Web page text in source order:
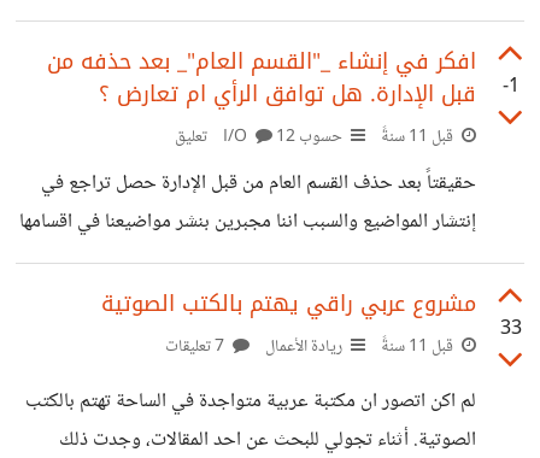
-1
افكر في إنشاء _"القسم العام"_ بعد حذفه من
قبل الإدارة. هل توافق الرأي ام تعارض ؟
قبل 11 سنةً حسوب I/O12 تعليق
حقيقتاً بعد حذف القسم العام من قبل الإدارة حصل تراجع في
إنتشار المواضيع والسبب اننا مجبرين بنشر مواضيعنا في اقسامها
المناسبة. قرار الإدارة كان صائب وأغلبنا متفق مع هذه القرار لكي
يترتب توزيع المواضيع وتصبح عملية المتابعة اكثر مرونة
ليستطيع كل عضو تصفية ما يرغب بمتابعة. *قراري في إنشاء
كلاً في تخصص والإستمرار في ملئها بالمواضيع القيمة لتستقطب
33
مشروع عربي راقي يهتم بالكتب الصوتية
قبل 11 سنةً ريادة الأعمال
لم اكن اتصور ان مكتبة عربية متواجدة في الساحة تهتم بالكتب
الصوتية. أثناء تجولي للبحث عن احد المقالات، وجدت ذلك